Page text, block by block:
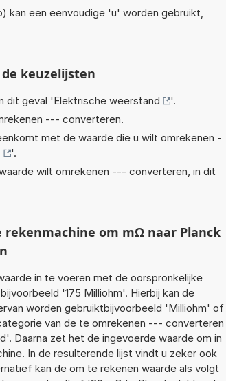
kan een eenvoudige 'u' worden gebruikt,
keuzelijsten
dit geval 'Elektrische weerstand
'.
--- converteren.
met de waarde die u wilt omrekenen -
'.
wilt omrekenen --- converteren, in dit
rekenmachine om mΩ naar Planck
in te voeren met de oorspronkelijke
'175 Milliohm'. Hierbij kan de
worden gebruiktbijvoorbeeld 'Milliohm' of
van de te omrekenen --- converteren
Daarna zet het de ingevoerde waarde om in
In de resulterende lijst vindt u zeker ook
kan de om te rekenen waarde als volgt